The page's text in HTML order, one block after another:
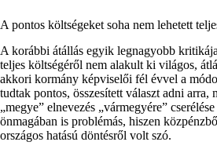
A pontos költségeket soha nem lehetett
A korábbi átállás egyik legnagyobb
teljes költségéről nem alakult ki világos,
akkori kormány képviselői fél évvel a
tudtak pontos, összesített választ adni arra,
„megye” elnevezés „vármegyére”
önmagában is problémás, hiszen
országos hatású döntésről volt szó.